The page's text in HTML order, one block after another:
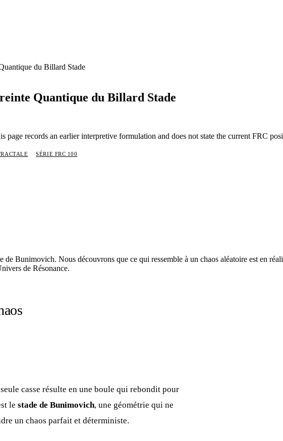
du Billard Stade
Quantique du Billard Stade
page records an earlier interpretive formulation and does not state the current FRC
SÉRIE FRC 100
de Bunimovich. Nous découvrons que ce qui ressemble à un chaos aléatoire est en
de Résonance.
casse résulte en une boule qui rebondit pour
le stade de Bunimovich, une géométrie qui ne
un chaos parfait et déterministe.